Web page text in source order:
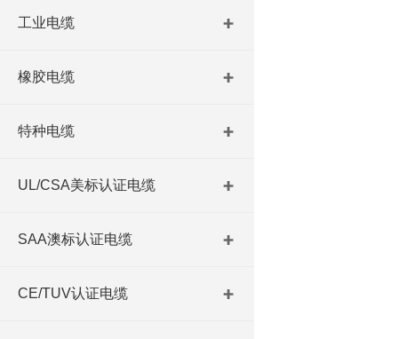
工业电缆
橡胶电缆
特种电缆
UL/CSA美标认证电缆
SAA澳标认证电缆
CE/TUV认证电缆